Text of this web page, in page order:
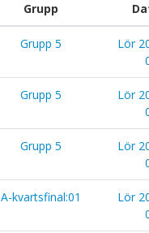
Grupp
Grupp 5
Lör
Grupp 5
Lör
Grupp 5
Lör
A-kvartsfinal:01
Lör